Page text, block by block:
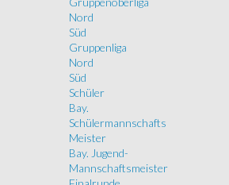
Nord
Süd
Gruppenliga
Nord
Süd
Schüler
Bay.
Schülermannschafts
Meister
Bay. Jugend-
Mannschaftsmeister